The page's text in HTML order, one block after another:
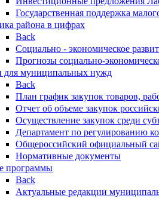
Государственная поддержка
района в цифрах
Back
Социально - экономическое
Прогнозы социально-
для муниципальных нужд
Back
План график закупок товаров,
Отчет об объеме закупок
Осуществление закупок среди
Департамент по регулированию
Общероссийский официальный
Нормативные документы
программы
Back
Актуальные редакции